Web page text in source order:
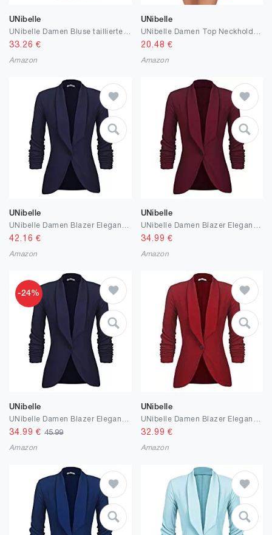
UNibelle
33.26 €
Amazon
UNibelle
20.48 €
Amazon
UNibelle
42.16 €
Amazon
UNibelle
34.99 €
Amazon
-24%
UNibelle
34.99 €45.99
Amazon
UNibelle
32.99 €
Amazon